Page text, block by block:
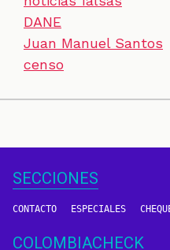
DANE
Juan Manuel Santos
censo
SECCIONES
CONTACTO ESPECIALES
COLOMBIACHECK